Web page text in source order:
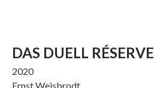
DAS DUELL RÉSERVE
2020
Ernst Weisbrodt